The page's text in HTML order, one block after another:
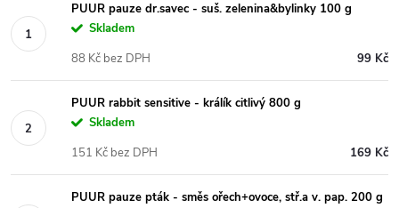
PUUR pauze dr.savec - suš. zelenina&bylinky 100 g
Skladem
99 Kč
88 Kč bez DPH
PUUR rabbit sensitive - králík citlivý 800 g
Skladem
169 Kč
151 Kč bez DPH
PUUR pauze pták - směs ořech+ovoce, stř.a v. pap. 200 g